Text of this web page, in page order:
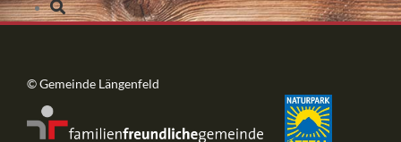
© Gemeinde Längenfeld